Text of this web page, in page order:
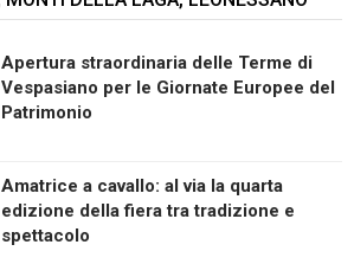
Apertura straordinaria delle Terme di
Vespasiano per le Giornate Europee del
Patrimonio
Amatrice a cavallo: al via la quarta
edizione della fiera tra tradizione e
spettacolo